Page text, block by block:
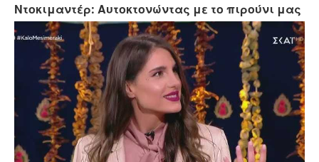
Ντοκιμαντέρ: Αυτοκτονώντας με το πιρούνι μας